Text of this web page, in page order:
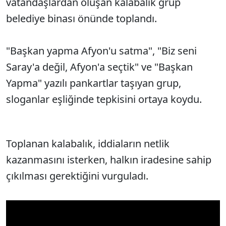
belediye binası önünde toplandı.
"Başkan yapma Afyon'u satma", "Biz seni
Saray'a değil, Afyon'a seçtik" ve "Başkan
Yapma" yazılı pankartlar taşıyan grup,
sloganlar eşliğinde tepkisini ortaya koydu.
Toplanan kalabalık, iddiaların netlik
kazanmasını isterken, halkın iradesine sahip
çıkılması gerektiğini vurguladı.